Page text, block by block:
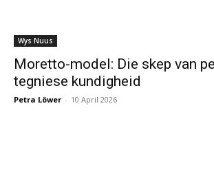
Wys Nuus
Moretto-model: Die skep van
tegniese kundigheid
Petra Löwer - 10 April 2026